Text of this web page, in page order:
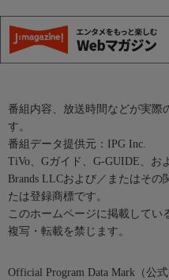
番組内容、放送時間などが実際
す。
番組データ提供元：IPG Inc.
TiVo、Gガイド、G-GUIDE、お
Brands LLCおよび／またはその
たは登録商標です。
このホームページに掲載してい
複写・転載を禁じます。
Official Program Data Mark（公